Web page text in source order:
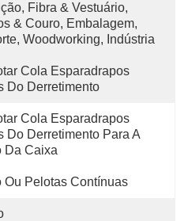
Fibra & Vestuário,
& Couro, Embalagem,
Woodworking, Indústria
Cola Esparadrapos
Do Derretimento
Cola Esparadrapos
Do Derretimento Para A
Da Caixa
Ou Pelotas Contínuas